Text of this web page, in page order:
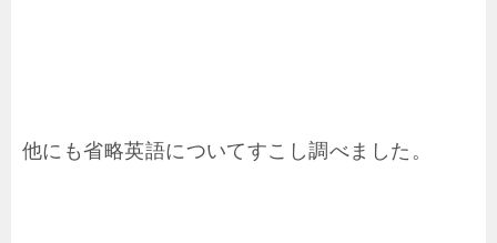
他にも省略英語についてすこし調べました。